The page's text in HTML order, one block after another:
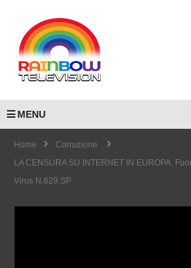
MENU
Home
Corruzione
LA CENSURA SU INTERNET IN EUROPA.
Virus N.629.SP